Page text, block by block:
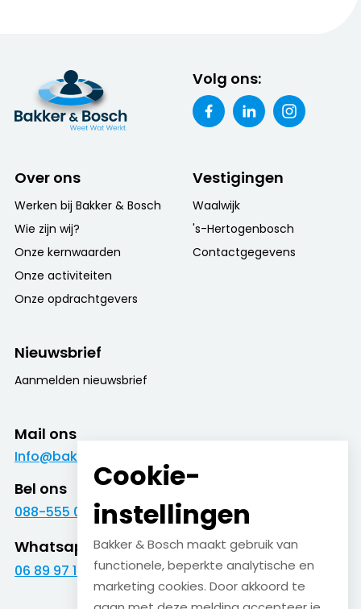
Volg ons:
Over ons
Werken bij Bakker & Bosch
Wie zijn wij?
Onze kernwaarden
Onze activiteiten
Onze opdrachtgevers
Vestigingen
Waalwijk
's-Hertogenbosch
Contactgegevens
Nieuwsbrief
Aanmelden nieuwsbrief
Mail ons
Info@bakkerenbosch.nl
Bel ons
088-555 09 09
Whatsapp
06 89 97 16 01
Cookie-
instellingen
Bakker & Bosch maakt gebruik van
functionele, beperkte analytische en
marketing cookies. Door akkoord te